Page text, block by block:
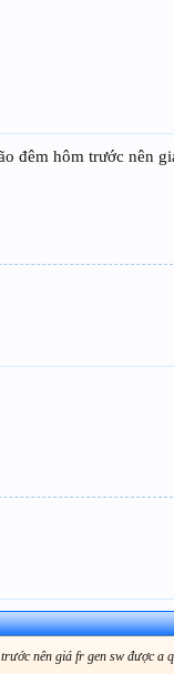
đêm hôm trước nên
nên giá fr gen sw được a